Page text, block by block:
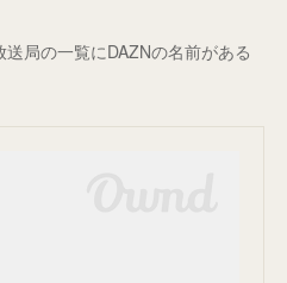
局の一覧にDAZNの名前がある